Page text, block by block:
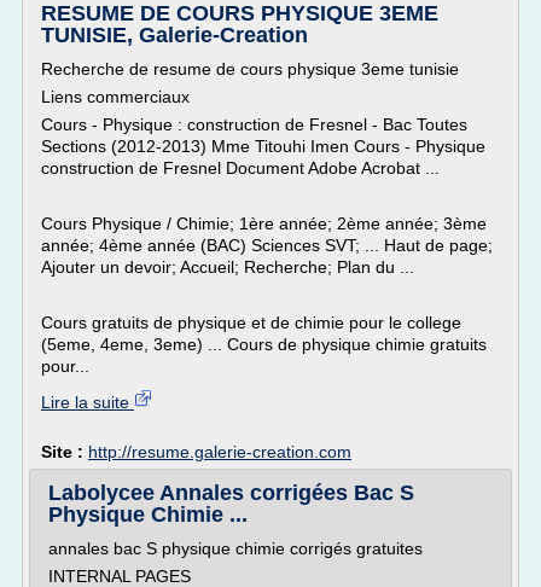
RESUME DE COURS PHYSIQUE 3EME
TUNISIE, Galerie-Creation
Recherche de resume de cours physique 3eme tunisie
Liens commerciaux
Cours - Physique : construction de Fresnel - Bac Toutes
Sections (2012-2013) Mme Titouhi Imen Cours - Physique
construction de Fresnel Document Adobe Acrobat ...
Cours Physique / Chimie; 1ère année; 2ème année; 3ème
année; 4ème année (BAC) Sciences SVT; ... Haut de page;
Ajouter un devoir; Accueil; Recherche; Plan du ...
Cours gratuits de physique et de chimie pour le college
(5eme, 4eme, 3eme) ... Cours de physique chimie gratuits
pour...
Lire la suite
Site : http://resume.galerie-creation.com
Labolycee Annales corrigées Bac S
Physique Chimie ...
annales bac S physique chimie corrigés gratuites
INTERNAL PAGES